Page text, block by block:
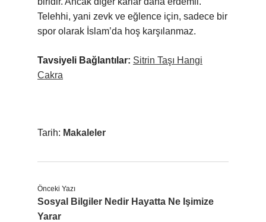
Telehhi, yani zevk ve eğlence için, sadece bir
spor olarak İslam’da hoş karşılanmaz.
Tavsiyeli Bağlantılar: Sitrin Taşı Hangi
Cakra
Tarih: Makaleler
Önceki Yazı
Sosyal Bilgiler Nedir Hayatta Ne Işimize
Yarar